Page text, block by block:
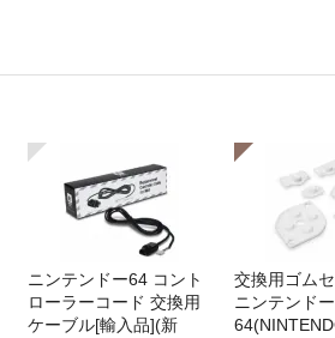
ニンテンドー64 コント
ローラーコード 交換用
ケーブル[輸入品](新
交換用ゴム
ニンテンドー